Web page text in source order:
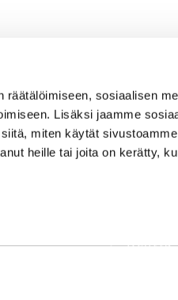
räätälöimiseen, sosiaalisen
Lisäksi jaamme
miten käytät
heille tai joita on kerätty,
Kenttä